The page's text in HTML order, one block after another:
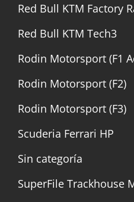
Red Bull KTM Factory
Red Bull KTM Tech3
Rodin Motorsport (F1
Rodin Motorsport (F2)
Rodin Motorsport (F3)
Scuderia Ferrari HP
Sin categoría
SuperFile Trackhouse